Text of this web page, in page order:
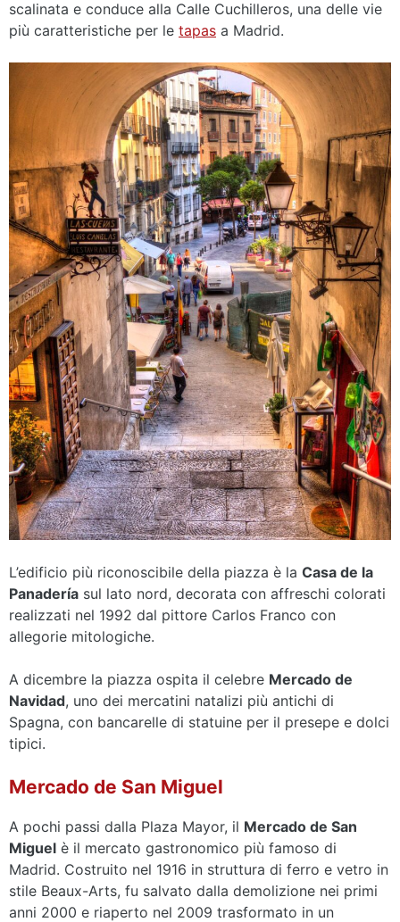
scalinata e conduce alla Calle Cuchilleros, una delle vie
più caratteristiche per le tapas a Madrid.
L’edificio più riconoscibile della piazza è la Casa de la
Panadería sul lato nord, decorata con affreschi colorati
realizzati nel 1992 dal pittore Carlos Franco con
allegorie mitologiche.
A dicembre la piazza ospita il celebre Mercado de
Navidad, uno dei mercatini natalizi più antichi di
Spagna, con bancarelle di statuine per il presepe e dolci
tipici.
Mercado de San Miguel
A pochi passi dalla Plaza Mayor, il Mercado de San
Miguel è il mercato gastronomico più famoso di
Madrid. Costruito nel 1916 in struttura di ferro e vetro in
stile Beaux-Arts, fu salvato dalla demolizione nei primi
anni 2000 e riaperto nel 2009 trasformato in un